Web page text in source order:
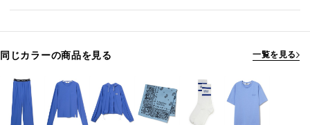
同じカラーの商品を見る 一覧を見る